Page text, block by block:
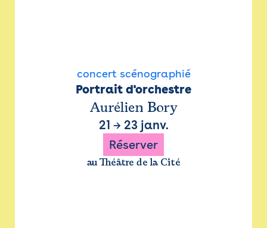
concert scénographié
Portrait d'orchestre
Aurélien Bory
21 → 23 janv.
Réserver
au Théâtre de la Cité